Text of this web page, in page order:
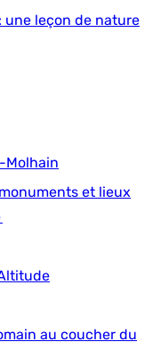
une leçon de nature
Molhain
et lieux
au coucher du